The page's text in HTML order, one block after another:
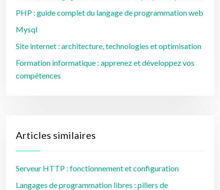
PHP : guide complet du langage de programmation web
Mysql
Site internet : architecture, technologies et optimisation
Formation informatique : apprenez et développez vos
compétences
Articles similaires
Serveur HTTP : fonctionnement et configuration
Langages de programmation libres : piliers de